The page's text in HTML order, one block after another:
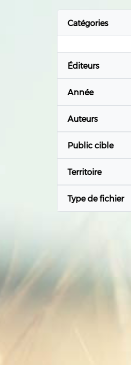
Catégories
Éditeurs
Année
Auteurs
Public cible
Territoire
Type de fichier